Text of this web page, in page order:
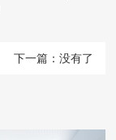
下一篇：没有了